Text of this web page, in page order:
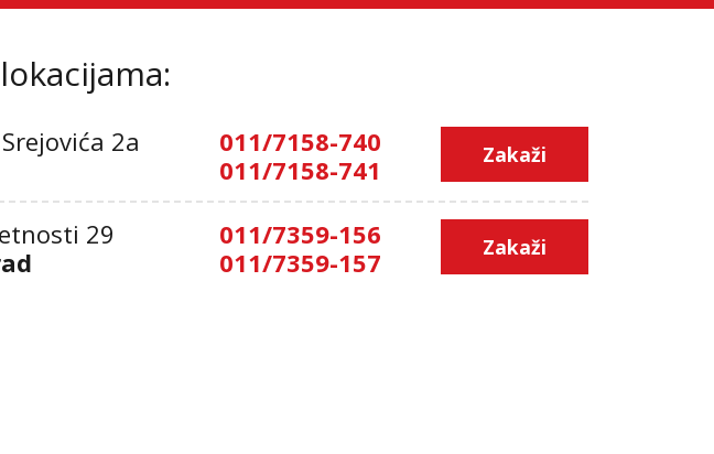
2а
011/7158-740
011/7158-741
Zakaži
29
011/7359-156
011/7359-157
Zakaži